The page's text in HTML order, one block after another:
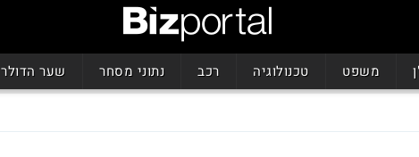
משפט טכנולוגיה רכב נתוני מסחר שער הדולר